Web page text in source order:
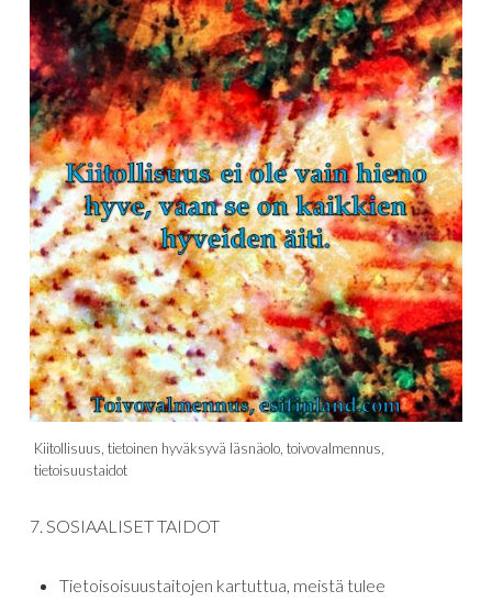
Kiitollisuus, tietoinen hyväksyvä läsnäolo, toivovalmennus,
tietoisuustaidot
7. SOSIAALISET TAIDOT
Tietoisoisuustaitojen kartuttua, meistä tulee